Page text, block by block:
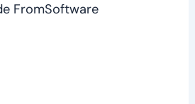
FromSoftware